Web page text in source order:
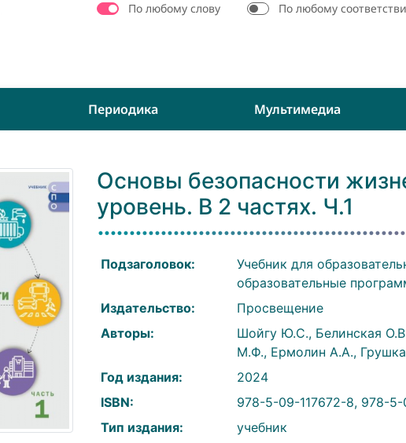
По любому слову По любому
Периодика Мультимедиа
Основы безопасности
уровень. В 2 частях. Ч.1
Подзаголовок:
Учебник для
образовательные
Издательство:
Просвещение
Авторы:
Шойгу Ю.С., Белинская
М.Ф., Ермолин А.А.,
Год издания:
2024
ISBN:
978-5-09-117672-8, 978-5-
Тип издания:
учебник